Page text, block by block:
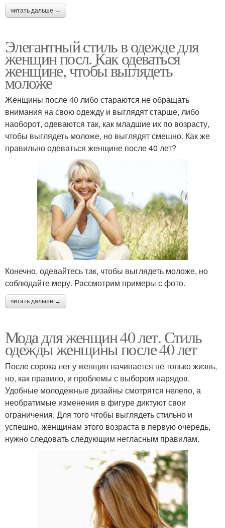
читать дальше →
Элегантный стиль в одежде для
женщин посл. Как одеваться
женщине, чтобы выглядеть
моложе
Женщины после 40 либо стараются не обращать
внимания на свою одежду и выглядят старше, либо
наоборот, одеваются так, как младшие их по возрасту,
чтобы выглядеть моложе, но выглядят смешно. Как же
правильно одеваться женщине после 40 лет?
Конечно, одевайтесь так, чтобы выглядеть моложе, но
соблюдайте меру. Рассмотрим примеры с фото.
читать дальше →
Мода для женщин 40 лет. Стиль
одежды женщины после 40 лет
После сорока лет у женщин начинается не только жизнь,
но, как правило, и проблемы с выбором нарядов.
Удобные молодежные дизайны смотрятся нелепо, а
необратимые изменения в фигуре диктуют свои
ограничения. Для того чтобы выглядеть стильно и
успешно, женщинам этого возраста в первую очередь,
нужно следовать следующим негласным правилам.